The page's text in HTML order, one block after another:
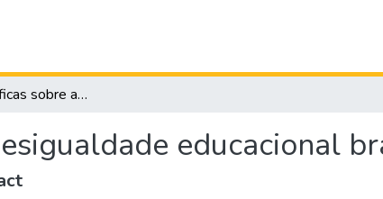
Notas etnográficas sobre a desigualdade educacional brasileira
educacional